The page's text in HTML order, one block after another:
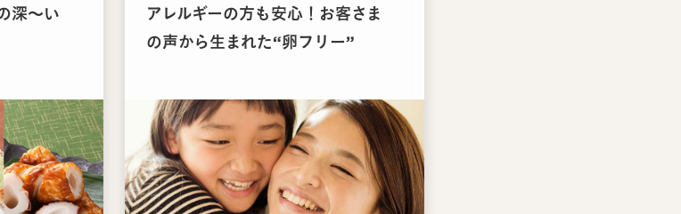
深〜い
アレルギーの方も安心！お客さま
の声から生まれた“卵フリー”